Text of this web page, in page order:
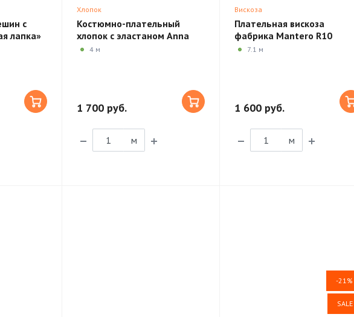
с
лапка»
Хлопок
Костюмно-плательный
хлопок с эластаном Anna
Rachele 1TEX29
4 м
1 700 руб.
м
Вискоза
Плательная вискоза
фабрика Mantero R10
7.1 м
1 600 руб.
м
-21%
SALE